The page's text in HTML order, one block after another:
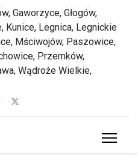
Gaworzyce, Głogów,
Kunice, Legnica, Legnickie
Mściwojów, Paszowice,
Przemków,
Wądroże Wielkie,